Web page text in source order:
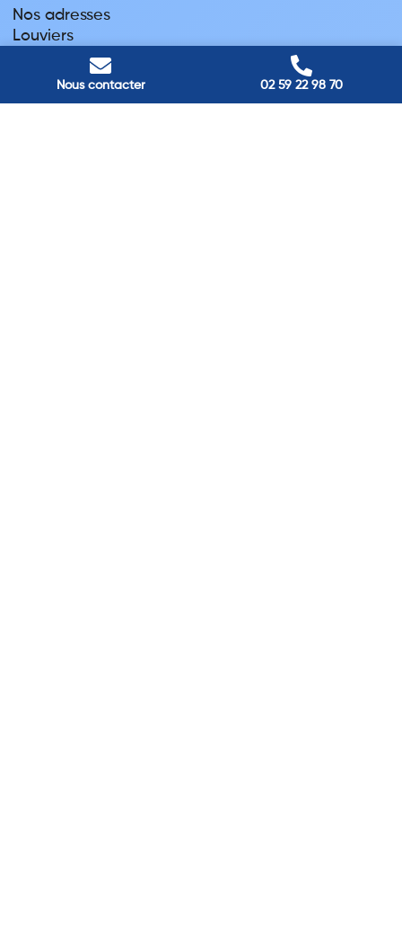
Nous contacter 02 59 22 98 70
Nos adresses
Louviers
Pont-Audemer
9 Rue du Président Georges Pompidou, Pont-Audemer, France
Rouen